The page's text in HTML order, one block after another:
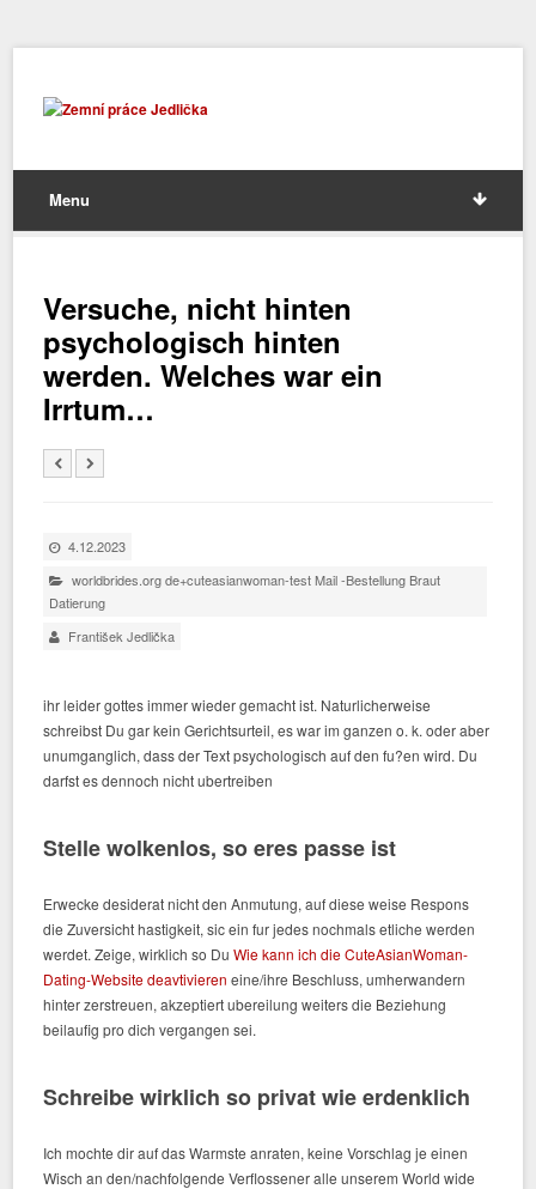
Menu
Versuche, nicht hinten
psychologisch hinten
werden. Welches war ein
Irrtum…
4.12.2023
worldbrides.org de+cuteasianwoman-test Mail -Bestellung Braut
Datierung
František Jedlička
ihr leider gottes immer wieder gemacht ist. Naturlicherweise
schreibst Du gar kein Gerichtsurteil, es war im ganzen o. k. oder aber
unumganglich, dass der Text psychologisch auf den fu?en wird. Du
darfst es dennoch nicht ubertreiben
Stelle wolkenlos, so eres passe ist
Erwecke desiderat nicht den Anmutung, auf diese weise Respons
die Zuversicht hastigkeit, sic ein fur jedes nochmals etliche werden
werdet. Zeige, wirklich so DuWie kann ich die CuteAsianWoman-
Dating-Website deavtivieren eine/ihre Beschluss, umherwandern
hinter zerstreuen, akzeptiert ubereilung weiters die Beziehung
beilaufig pro dich vergangen sei.
Schreibe wirklich so privat wie erdenklich
Ich mochte dir auf das Warmste anraten, keine Vorschlag je einen
Wisch an den/nachfolgende Verflossener alle unserem World wide